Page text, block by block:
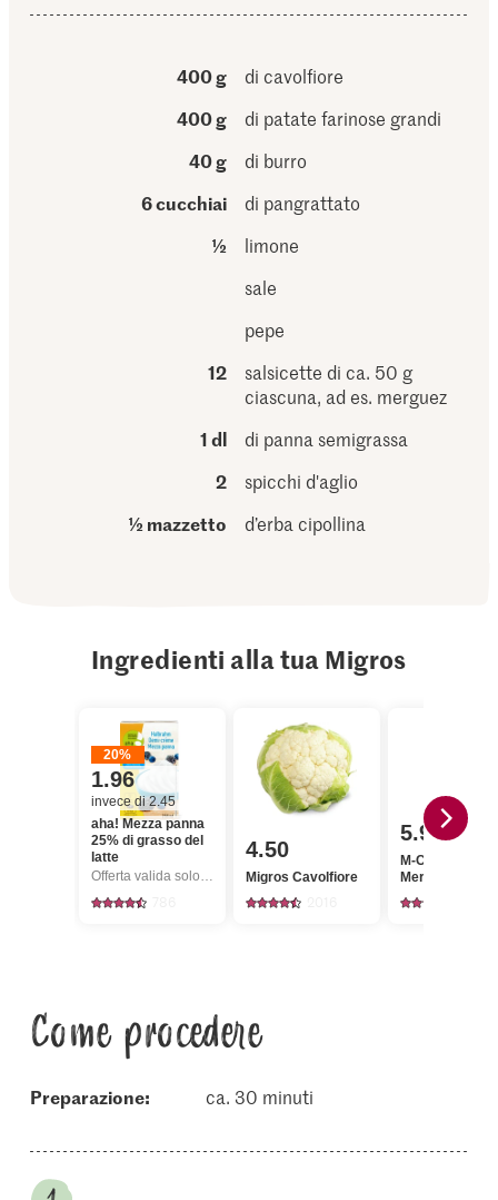
400 g
di cavolfiore
400 g
di patate farinose grandi
40 g
di burro
6 cucchiai
di pangrattato
½
limone
sale
pepe
12
salsicette di ca. 50 g
ciascuna, ad es. merguez
1 dl
di panna semigrassa
2
spicchi d'aglio
½ mazzetto
d’erba cipollina
Ingredienti alla tua Migros
20%
1.96
invece di 2.45
aha! Mezza panna
25% di grasso del
latte
Offerta valida solo dal 6.8 al 12.8.2026, fino a esaurimento dello stock.
4.50
Migros Cavolfiore
5.95
M-Classic
Merguez crude
Come procedere
Preparazione: ca. 30 minuti